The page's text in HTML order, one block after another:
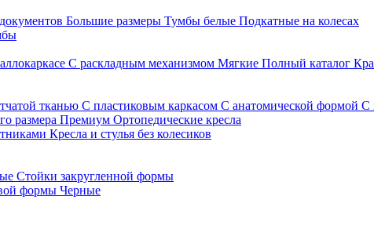
Большие размеры Тумбы белые Подкатные на колесах
С раскладным механизмом Мягкие Полный каталог
тканью С пластиковым каркасом С анатомической формой С
размера Премиум Ортопедические кресла
Кресла и стулья без колесиков
Стойки закругленной формы
формы Черные